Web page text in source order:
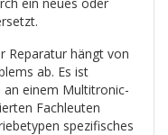
Reparatur hängt von
ab. Es ist
an einem Multitronic-
Fachleuten
spezifisches